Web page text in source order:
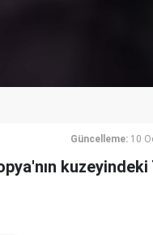
Güncelleme: 10